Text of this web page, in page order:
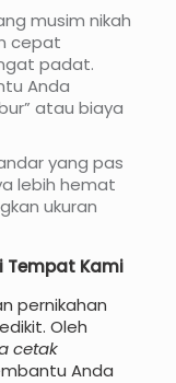
musim nikah
cepat
padat.
Anda
atau biaya
yang pas
lebih hemat
ukuran
Tempat Kami
pernikahan
Oleh
cetak
Anda